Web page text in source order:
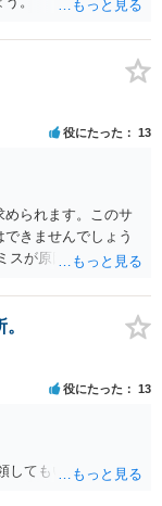
役にたった 13
められます。このサ
きませんでしょう
スが原因で老眼がひ
明されなかったよう
役にたった 13
してもいいですよ。